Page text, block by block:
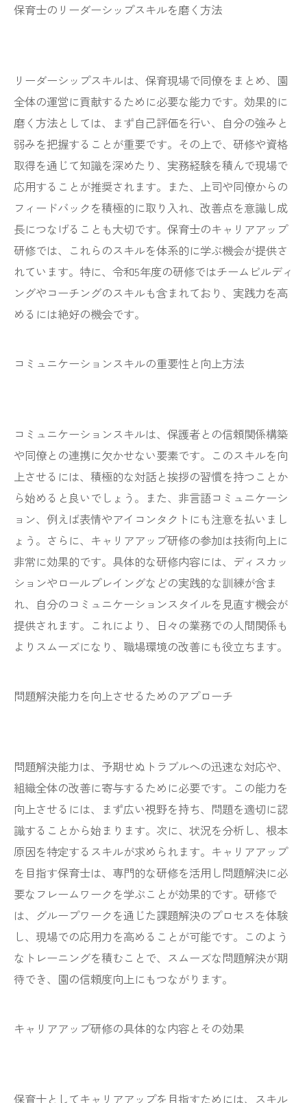
保育士のリーダーシップスキルを磨く方法
リーダーシップスキルは、保育現場で同僚をまとめ、園
全体の運営に貢献するために必要な能力です。効果的に
磨く方法としては、まず自己評価を行い、自分の強みと
弱みを把握することが重要です。その上で、研修や資格
取得を通じて知識を深めたり、実務経験を積んで現場で
応用することが推奨されます。また、上司や同僚からの
フィードバックを積極的に取り入れ、改善点を意識し成
長につなげることも大切です。保育士のキャリアアップ
研修では、これらのスキルを体系的に学ぶ機会が提供さ
れています。特に、令和5年度の研修ではチームビルディ
ングやコーチングのスキルも含まれており、実践力を高
めるには絶好の機会です。
コミュニケーションスキルの重要性と向上方法
コミュニケーションスキルは、保護者との信頼関係構築
や同僚との連携に欠かせない要素です。このスキルを向
上させるには、積極的な対話と挨拶の習慣を持つことか
ら始めると良いでしょう。また、非言語コミュニケーシ
ョン、例えば表情やアイコンタクトにも注意を払いまし
ょう。さらに、キャリアアップ研修の参加は技術向上に
非常に効果的です。具体的な研修内容には、ディスカッ
ションやロールプレイングなどの実践的な訓練が含ま
れ、自分のコミュニケーションスタイルを見直す機会が
提供されます。これにより、日々の業務での人間関係も
よりスムーズになり、職場環境の改善にも役立ちます。
問題解決能力を向上させるためのアプローチ
問題解決能力は、予期せぬトラブルへの迅速な対応や、
組織全体の改善に寄与するために必要です。この能力を
向上させるには、まず広い視野を持ち、問題を適切に認
識することから始まります。次に、状況を分析し、根本
原因を特定するスキルが求められます。キャリアアップ
を目指す保育士は、専門的な研修を活用し問題解決に必
要なフレームワークを学ぶことが効果的です。研修で
は、グループワークを通じた課題解決のプロセスを体験
し、現場での応用力を高めることが可能です。このよう
なトレーニングを積むことで、スムーズな問題解決が期
待でき、園の信頼度向上にもつながります。
キャリアアップ研修の具体的な内容とその効果
保育士としてキャリアアップを目指すためには、スキル